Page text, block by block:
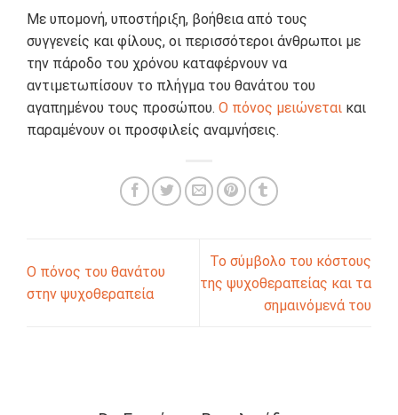
Με υπομονή, υποστήριξη, βοήθεια από τους
συγγενείς και φίλους, οι περισσότεροι άνθρωποι με
την πάροδο του χρόνου καταφέρνουν να
αντιμετωπίσουν το πλήγμα του θανάτου του
αγαπημένου τους προσώπου. Ο πόνος μειώνεται και
παραμένουν οι προσφιλείς αναμνήσεις.
Ο πόνος του θανάτου
στην ψυχοθεραπεία
Το σύμβολο του κόστους
της ψυχοθεραπείας και τα
σημαινόμενά του